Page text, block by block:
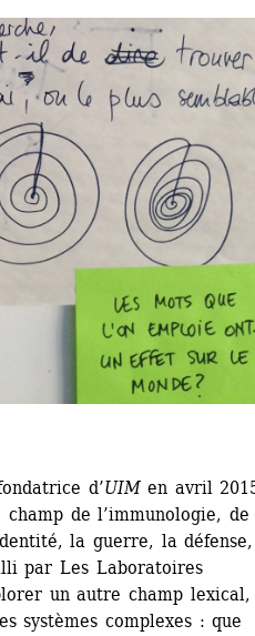
d’UIMen avril
de l’immunologie, de
la guerre, la
par Les Laboratoires
un autre champ
systèmes complexes : que